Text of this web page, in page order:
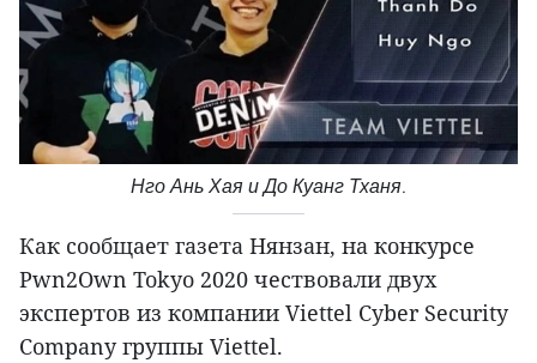
Нго Ань Хая и До Куанг Тханя.
Как сообщает газета Нянзан, на конкурсе
Pwn2Own Tokyo 2020 чествовали двух
экспертов из компании Viettel Cyber Security
Company группы Viettel.